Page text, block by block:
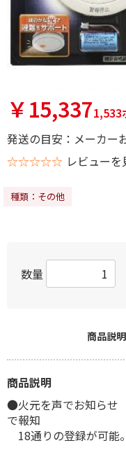
￥15,3371,533
発送の目安：メーカー
☆☆☆☆☆ レビューを
種類：その他
数量
商品説明
商品説明
●火元を声でお知らせ
で報知
18通りの登録が可能